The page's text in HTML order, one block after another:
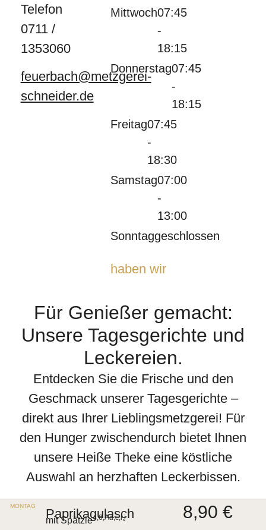
Telefon
0711 /
1353060
feuerbach@metzgerei-
schneider.de
Mittwoch07:45
-
18:15
Donnerstag07:45
-
18:15
Freitag07:45
-
18:30
Samstag07:00
-
13:00
Sonntaggeschlossen
haben wir
Für Genießer gemacht:
Unsere Tagesgerichte und
Leckereien.
Entdecken Sie die Frische und den
Geschmack unserer Tagesgerichte –
direkt aus Ihrer Lieblingsmetzgerei! Für
den Hunger zwischendurch bietet Ihnen
unsere Heiße Theke eine köstliche
Auswahl an herzhaften Leckerbissen.
MONTAG
Paprikagulasch
mit Spätzle4,6,Aa,c,i,j 8,90 €